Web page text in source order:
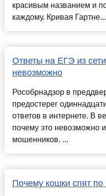
красивым названием и
каждому. Кривая Гартне...
Ответы на ЕГЭ из
невозможно
Рособрнадзор в
предостерег
ответов в интернете. В
почему это невозможно
мошенников. ...
Почему кошки спят по